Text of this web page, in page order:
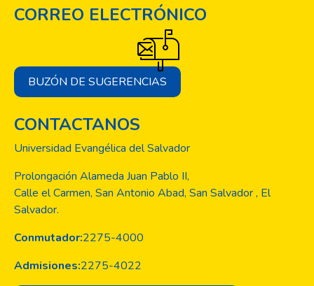
CORREO ELECTRÓNICO
BUZÓN DE SUGERENCIAS
CONTACTANOS
Universidad Evangélica del Salvador
Prolongación Alameda Juan Pablo II,
Calle el Carmen, San Antonio Abad, San Salvador , El
Salvador.
Conmutador:2275-4000
Admisiones:2275-4022